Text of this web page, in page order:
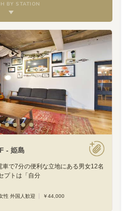
BY STATION
- 姫島
で7分の便利な立地にある男女12名
プトは「自分
性 外国人歓迎 ￥44,000